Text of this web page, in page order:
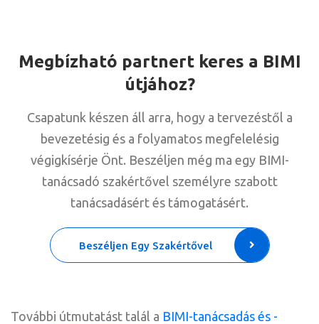
Megbízható partnert keres a BIMI
útjához?
Csapatunk készen áll arra, hogy a tervezéstől a
bevezetésig és a folyamatos megfelelésig
végigkísérje Önt. Beszéljen még ma egy BIMI-
tanácsadó szakértővel személyre szabott
tanácsadásért és támogatásért.
Beszéljen Egy Szakértővel
További útmutatást talál a BIMI-tanácsadás és -